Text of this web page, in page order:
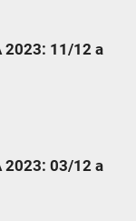
2023: 11/12 a
2023: 03/12 a